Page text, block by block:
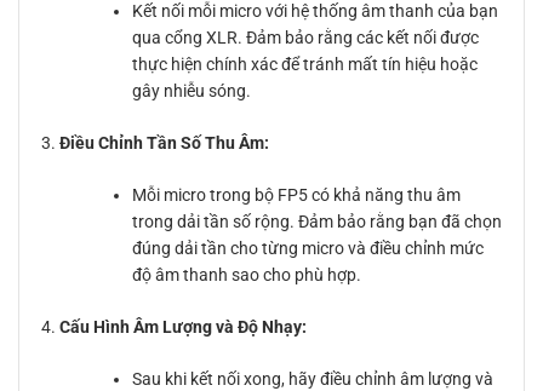
Kết nối mỗi micro với hệ thống âm thanh của bạn
qua cổng XLR. Đảm bảo rằng các kết nối được
thực hiện chính xác để tránh mất tín hiệu hoặc
gây nhiễu sóng.
Điều Chỉnh Tần Số Thu Âm:
Mỗi micro trong bộ FP5 có khả năng thu âm
trong dải tần số rộng. Đảm bảo rằng bạn đã chọn
đúng dải tần cho từng micro và điều chỉnh mức
độ âm thanh sao cho phù hợp.
Cấu Hình Âm Lượng và Độ Nhạy:
Sau khi kết nối xong, hãy điều chỉnh âm lượng và